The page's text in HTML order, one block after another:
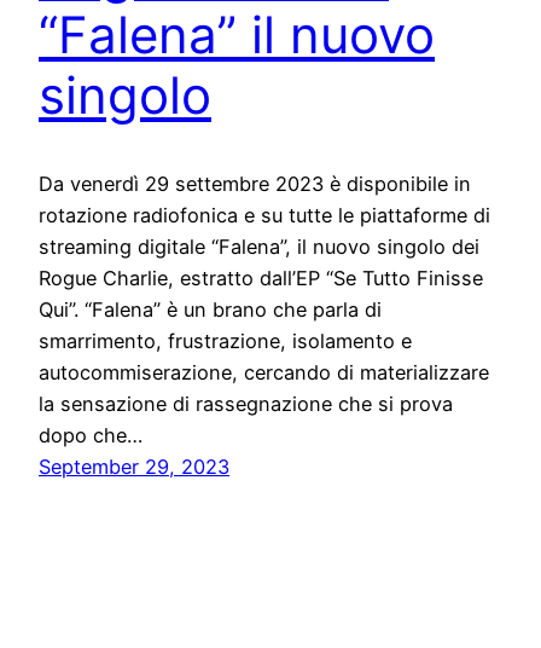
“Falena” il nuovo
singolo
Da venerdì 29 settembre 2023 è disponibile in
rotazione radiofonica e su tutte le piattaforme di
streaming digitale “Falena”, il nuovo singolo dei
Rogue Charlie, estratto dall’EP “Se Tutto Finisse
Qui”. “Falena” è un brano che parla di
smarrimento, frustrazione, isolamento e
autocommiserazione, cercando di materializzare
la sensazione di rassegnazione che si prova
dopo che…
September 29, 2023